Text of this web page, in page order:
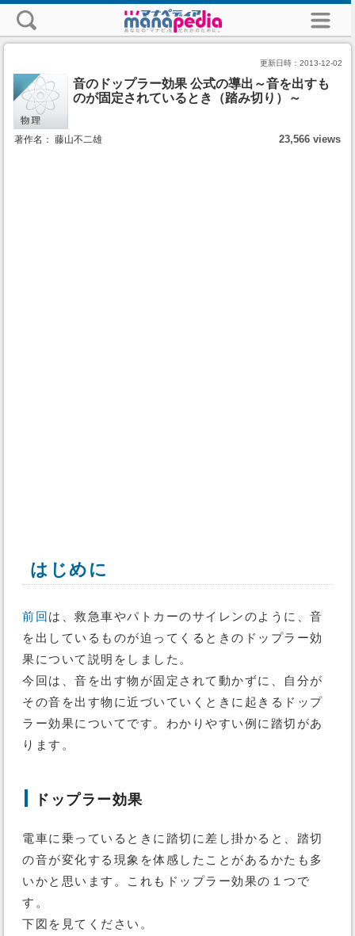
更新日時： 2013-12-02
音のドップラー効果 公式の導出～音を出すも
のが固定されているとき（踏み切り）～
著作名： 藤山不二雄 23,566 views
はじめに
前回 は、救急車やパトカーのサイレンのように、音
を出しているものが迫ってくるときのドップラー効
果について説明をしました。
今回は、音を出す物が固定されて動かずに、自分が
その音を出す物に近づいていくときに起きるドップ
ラー効果についてです。わかりやすい例に踏切があ
ります。
ドップラー効果
電車に乗っているときに踏切に差し掛かると、踏切
の音が変化する現象を体感したことがあるかたも多
いかと思います。これもドップラー効果の１つで
す。
下図を見てください。